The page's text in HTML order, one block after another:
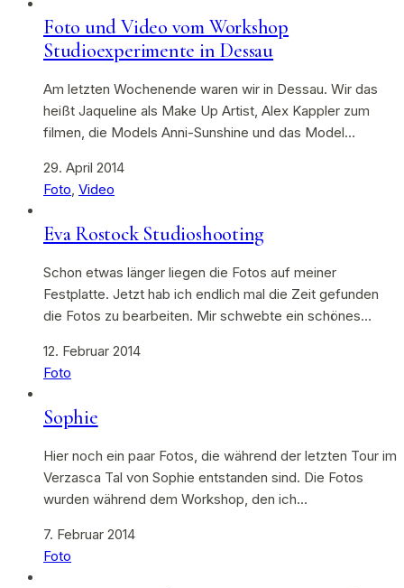
Foto und Video vom Workshop
Studioexperimente in Dessau
Am letzten Wochenende waren wir in Dessau. Wir das
heißt Jaqueline als Make Up Artist, Alex Kappler zum
filmen, die Models Anni-Sunshine und das Model…
29. April 2014
Foto, Video
Eva Rostock Studioshooting
Schon etwas länger liegen die Fotos auf meiner
Festplatte. Jetzt hab ich endlich mal die Zeit gefunden
die Fotos zu bearbeiten. Mir schwebte ein schönes…
12. Februar 2014
Foto
Sophie
Hier noch ein paar Fotos, die während der letzten Tour im
Verzasca Tal von Sophie entstanden sind. Die Fotos
wurden während dem Workshop, den ich…
7. Februar 2014
Foto